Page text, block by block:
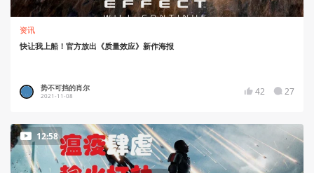
资讯
快让我上船！官方放出《质量效应》新作海报
势不可挡的肖尔
2021-11-08 42 27
12:58